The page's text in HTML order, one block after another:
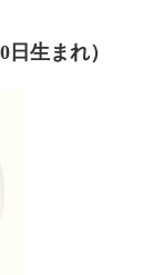
生まれ）